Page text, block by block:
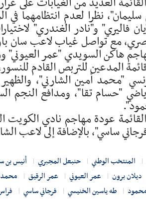
نظرا لعدم انتظامهما
فاليري" و"نادر الغندري"
مع تواصل غياب لاعب سان
هاكن السويدي "عمر العيوني"
المدعين للتربص القادم
"محمد أمين الشارني"،
"حسام تقا"، ومدافع
عودة مهاجم نادي الكويت
ساسي"، بالإضافة إلى لاعب
المنتخب الوطني حنبعل المجبري أنيس بن
ديلان برون عمر العيوني عمر الرقيق محمد
طه ياسين الخنيسي فرجاني ساسي